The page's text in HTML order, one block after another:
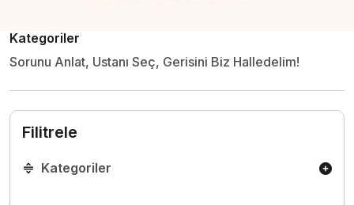
Kategoriler
Sorunu Anlat, Ustanı Seç, Gerisini Biz Halledelim!
Filitrele
Kategoriler